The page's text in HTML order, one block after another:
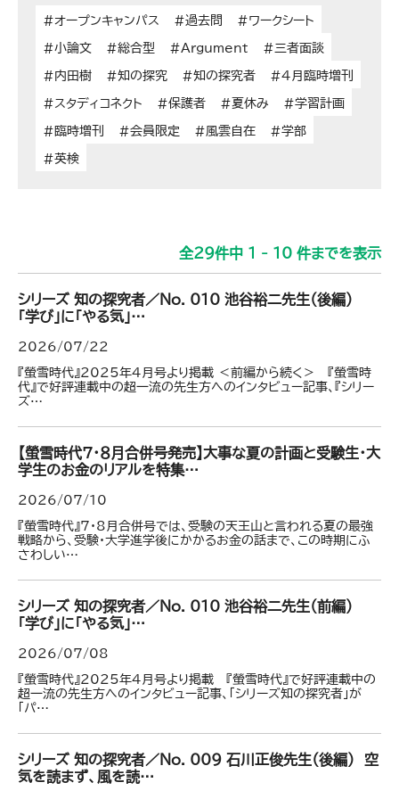
#オープンキャンパス #過去問 #ワークシート
#小論文 #総合型 #Argument #三者面談
#内田樹 #知の探究 #知の探究者 #4月臨時増刊
#スタディコネクト #保護者 #夏休み #学習計画
#臨時増刊 #会員限定 #風雲自在 #学部
#英検
全29件中 1 - 10 件までを表示
シリーズ 知の探究者／No. 010 池谷裕二先生（後編）
｢学び」に「やる気」…
2026/07/22
『螢雪時代』2025年4月号より掲載 ＜前編から続く＞ 『螢雪時
代』で好評連載中の超一流の先生方へのインタビュー記事、『シリー
ズ…
【螢雪時代７・８月合併号発売】大事な夏の計画と受験生・大
学生のお金のリアルを特集…
2026/07/10
『螢雪時代』7・8月合併号では、受験の天王山と言われる夏の最強
戦略から、受験・大学進学後にかかるお金の話まで、この時期にふ
さわしい…
シリーズ 知の探究者／No. 010 池谷裕二先生（前編）
｢学び」に「やる気」…
2026/07/08
『螢雪時代』2025年4月号より掲載 『螢雪時代』で好評連載中の
超一流の先生方へのインタビュー記事、「シリーズ知の探究者」が
「パ…
シリーズ 知の探究者／No. 009 石川正俊先生（後編） 空
気を読まず、風を読…